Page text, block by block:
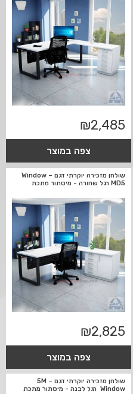
₪2,485
צפה במוצר
שולחן מזכירה יוקרתי דגם Window –
MD5 רגל שחורה - מיסתור מתכת
₪2,825
צפה במוצר
שולחן מזכירה יוקרתי דגם 5M –
Window רגל לבנה - מיסתור מתכת